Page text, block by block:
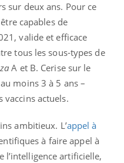
sur deux ans. Pour ce
capables de
valide et efficace
tous les sous-types de
A et B. Cerise sur le
moins 3 à 5 ans –
vaccins actuels.
ambitieux. L’appel à
à faire appel à
l’intelligence artificielle,